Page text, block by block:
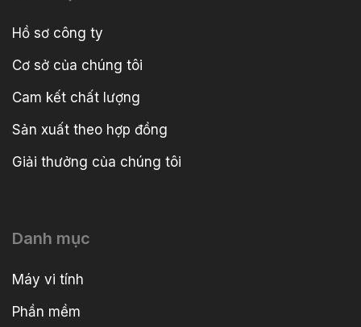
Hồ sơ công ty
Cơ sở của chúng tôi
Cam kết chất lượng
Sản xuất theo hợp đồng
Giải thưởng của chúng tôi
Danh mục
Máy vi tính
Phần mềm